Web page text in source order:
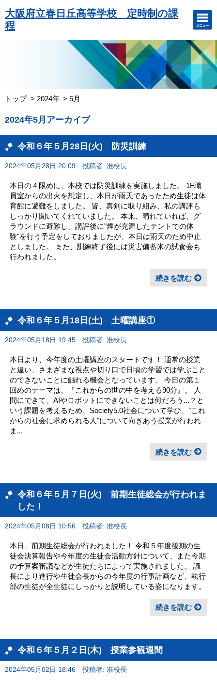
大阪府立春日丘高等学校 定時制の課
程
トップ 2024年 5月
2024年5月アーカイブ
令和６年５月28日(火) 防災訓練
2024年05月28日 20:09 投稿者: 准校長
本日の４限めに、本校では防災訓練を実施しました。 1F職
員室からの出火を想定し、本日が雨天であったため生徒は体
育館に避難をしました。 皆、真剣に取り組み、私の講評も
しっかり聞いてくれていました。 本来、晴れていれば、グ
ラウンドに避難し、講評後に"煙が充満したテントでの体
験"を行う予定をしておりましたが、本日は雨天のため中止
としました。 また、訓練終了後には災害備蓄米の試食会も
行われました。
続きを読む
令和６年５月18日(土) 土曜講座①
2024年05月18日 19:45 投稿者: 准校長
本日より、今年度の土曜講座のスタートです！ 通常の授業
と違い、さまざまな視点や切り口で日頃の学習では学ぶこと
のできないことに触れる機会となっています。 今日の第１
回めのテーマは、『これからの世の中を考える90分』。 人
間にできて、AIやロボットにできないことは何だろう...？と
いう課題を考えるため、Society5.0社会について学び、"これ
からの社会に求められる人"について向きあう授業が行われ
ま...
続きを読む
令和６年５月７日(火) 前期生徒総会が行われま
した！
2024年05月08日 10:56 投稿者: 准校長
本日、前期生徒総会が行われました！ 令和５年度後期の生
徒会決算報告や今年度の生徒会活動方針について、また今期
の予算案審議などが生徒たちによって実施されました。 議
長により進行や生徒会長からの今年度の行事計画など、執行
部の生徒が全生徒にしっかりと説明している姿になります。
続きを読む
令和６年５月２日(木) 授業参観週間
2024年05月02日 18:46 投稿者: 准校長